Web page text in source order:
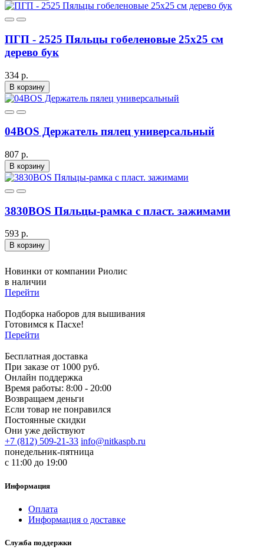
ПГП - 2525 Пяльцы гобеленовые 25х25 см
дерево бук
334 р.
В корзину
04BOS Держатель пялец универсальный
807 р.
В корзину
3830BOS Пяльцы-рамка с пласт. зажимами
593 р.
В корзину
Новинки от компании Риолис
в наличии
Перейти
Подборка наборов для вышивания
Готовимся к Пасхе!
Перейти
Бесплатная доставка
При заказе от 1000 руб.
Онлайн поддержка
Время работы: 8:00 - 20:00
Возвращаем деньги
Если товар не понравился
Постоянные скидки
Они уже действуют
+7 (812) 509-21-33 info@nitkaspb.ru
понедельник-пятница
с 11:00 до 19:00
Информация
Оплата
Информация о доставке
Служба поддержки